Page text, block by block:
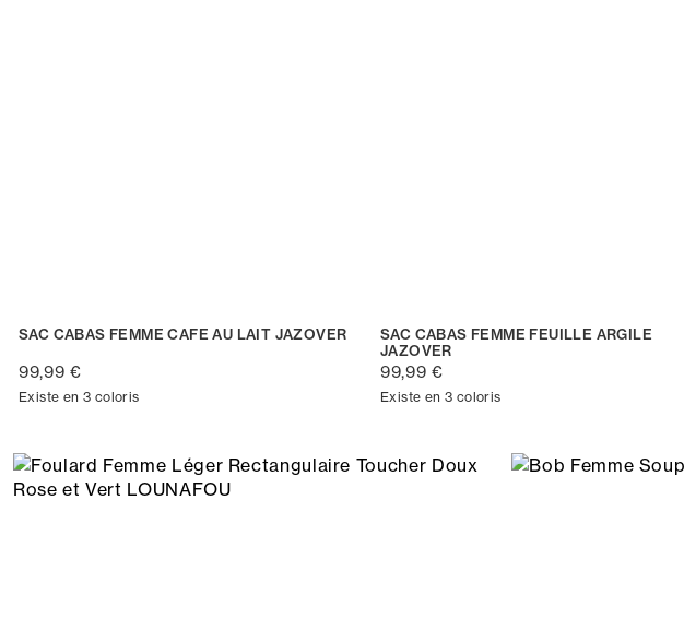
SAC CABAS FEMME CAFE AU LAIT JAZOVER
99,99 €
Existe en 3 coloris
SAC CABAS FEMME FEUILLE ARGILE
JAZOVER
99,99 €
Existe en 3 coloris